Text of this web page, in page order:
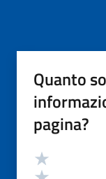
Quanto
pagina?
Valutazione